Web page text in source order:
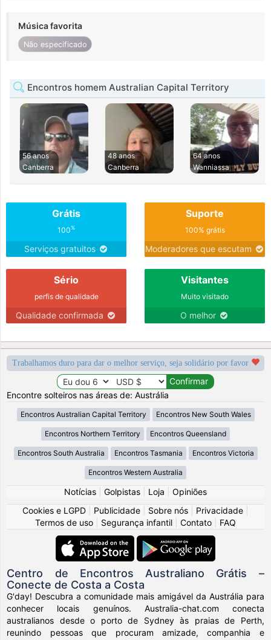
Música favorita
Não especificado
Encontros homem Australian Capital Territory
56 anos
Canberra
48 anos
Canberra
64 anos
Wanniassa
Grátis
100%
Serviços gratuitos
Suporte
100% grátis
Moderadores que escutam
Sério
perfis de qualidade
Qualidade confirmada
Visitantes
Muito visitado
O melhor
Trabalhamos duro para dar o melhor serviço, seja solidário por favor
Encontre solteiros nas áreas de: Austrália
Encontros Australian Capital Territory Encontros New South Wales
Encontros Northern Territory Encontros Queensland
Encontros South Australia Encontros Tasmania Encontros Victoria
Encontros Western Australia
Notícias Golpistas Loja
Opiniões
Cookies e LGPD
Publicidade Sobre nós Privacidade
Termos de uso
Segurança infantil Contato FAQ
Centro de Encontros Australiano Grátis –
Conecte de Costa a Costa
G'day! Descubra a comunidade mais amigável da Austrália para
conhecer locais genuínos. Australia-chat.com conecta
australianos desde o porto de Sydney às praias de Perth,
reunindo pessoas que procuram amizade, companhia e